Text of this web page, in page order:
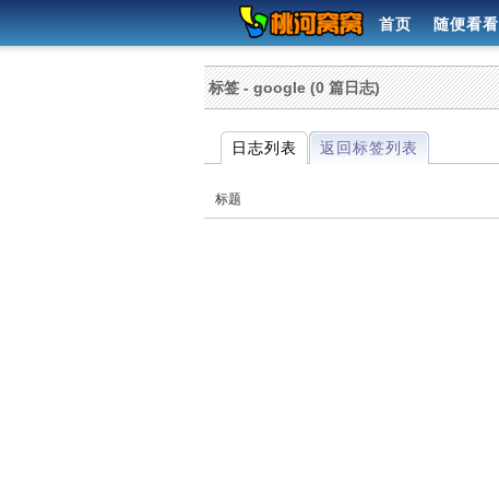
首页 随便看看
标签 - google (0 篇日志)
日志列表 返回标签列表
标题